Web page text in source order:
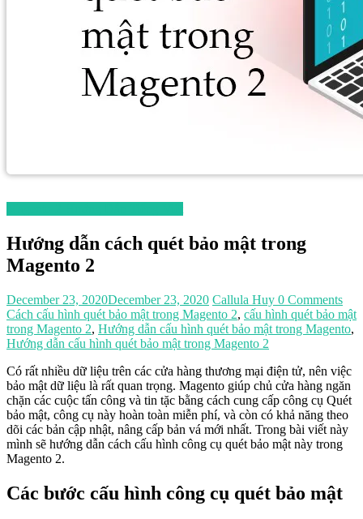
Hướng dẫn cách quét bảo mật trong
Magento 2
December 23, 2020December 23, 2020 Callula Huy 0 Comments
Cách cấu hình quét bảo mật trong Magento 2, cấu hình quét bảo mật
trong Magento 2, Hướng dẫn cấu hình quét bảo mật trong Magento,
Hướng dẫn cấu hình quét bảo mật trong Magento 2
Có rất nhiều dữ liệu trên các cửa hàng thương mại điện tử, nên việc
bảo mật dữ liệu là rất quan trọng. Magento giúp chủ cửa hàng ngăn
chặn các cuộc tấn công và tin tặc bằng cách cung cấp công cụ Quét
bảo mật, công cụ này hoàn toàn miễn phí, và còn có khả năng theo
dõi các bản cập nhật, nâng cấp bản vá mới nhất. Trong bài viết này
mình sẽ hướng dẫn cách cấu hình công cụ quét bảo mật này trong
Magento 2.
Các bước cấu hình công cụ quét bảo mật